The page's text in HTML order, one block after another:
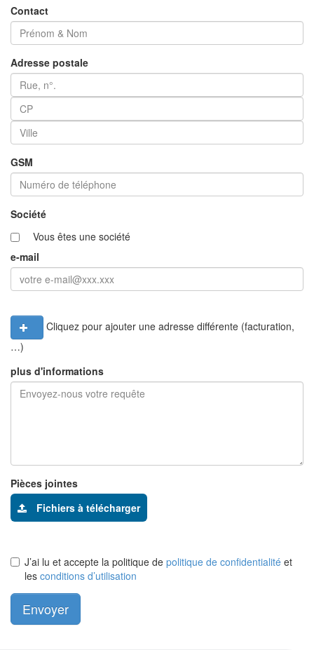
Contact
Adresse postale
GSM
Société
Vous êtes une société
e-mail
Cliquez pour ajouter une adresse différente (facturation,
…)
plus d'informations
Pièces jointes
Fichiers à télécharger
J’ai lu et accepte la politique de politique de confidentialité et
les conditions d’utilisation
Envoyer